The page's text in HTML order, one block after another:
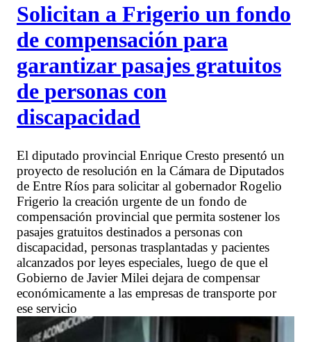
Solicitan a Frigerio un fondo
de compensación para
garantizar pasajes gratuitos
de personas con
discapacidad
El diputado provincial Enrique Cresto presentó un
proyecto de resolución en la Cámara de Diputados
de Entre Ríos para solicitar al gobernador Rogelio
Frigerio la creación urgente de un fondo de
compensación provincial que permita sostener los
pasajes gratuitos destinados a personas con
discapacidad, personas trasplantadas y pacientes
alcanzados por leyes especiales, luego de que el
Gobierno de Javier Milei dejara de compensar
económicamente a las empresas de transporte por
ese servicio